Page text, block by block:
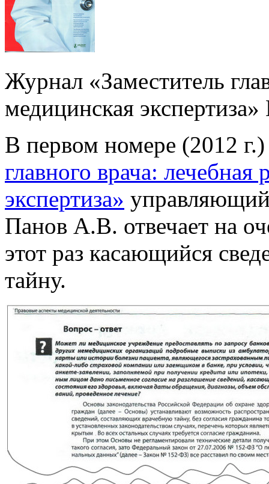
Журнал «Заместитель
медицинская
В первом номере (2012
главного врача: лечебная
экспертиза»
Панов А.В. отвечает на
этот раз касающийся
тайну.